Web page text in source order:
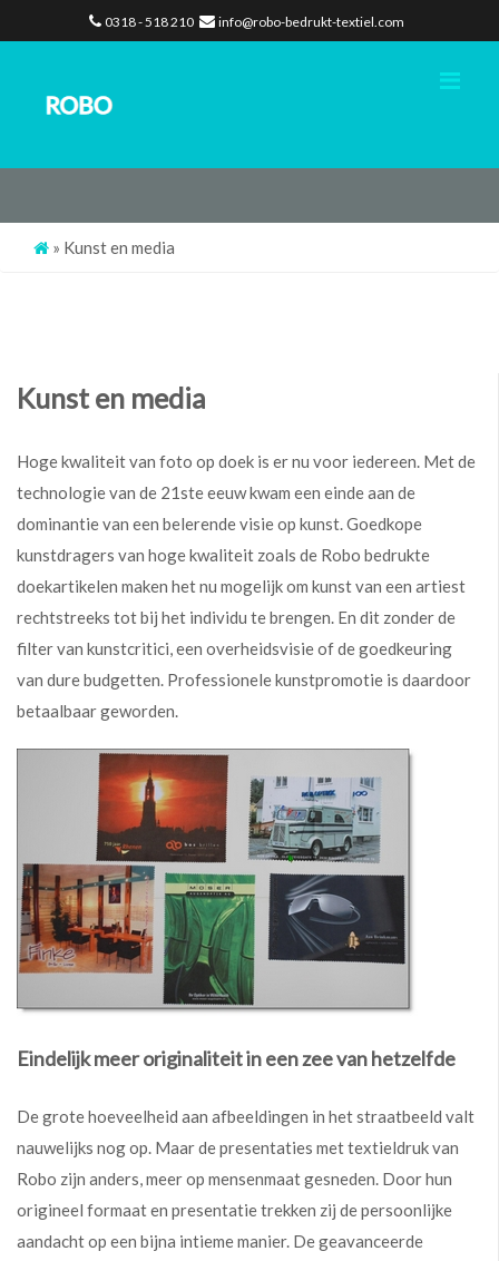
0318 - 518 210 info@robo-bedrukt-textiel.com
» Kunst en media
Kunst en media
Hoge kwaliteit van foto op doek is er nu voor iedereen. Met de
technologie van de 21ste eeuw kwam een einde aan de
dominantie van een belerende visie op kunst. Goedkope
kunstdragers van hoge kwaliteit zoals de Robo bedrukte
doekartikelen maken het nu mogelijk om kunst van een artiest
rechtstreeks tot bij het individu te brengen. En dit zonder de
filter van kunstcritici, een overheidsvisie of de goedkeuring
van dure budgetten. Professionele kunstpromotie is daardoor
betaalbaar geworden.
Eindelijk meer originaliteit in een zee van hetzelfde
De grote hoeveelheid aan afbeeldingen in het straatbeeld valt
nauwelijks nog op. Maar de presentaties met textieldruk van
Robo zijn anders, meer op mensenmaat gesneden. Door hun
origineel formaat en presentatie trekken zij de persoonlijke
aandacht op een bijna intieme manier. De geavanceerde